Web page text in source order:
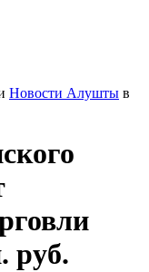
Новости Алушты в
руб.